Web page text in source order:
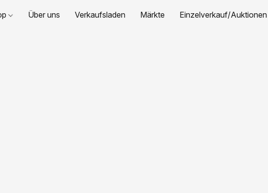
Über uns Verkaufsladen Märkte Einzelverkauf/Auktionen